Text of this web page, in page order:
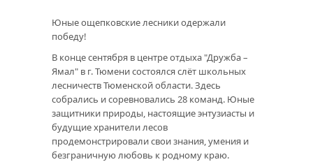
Юные ощепковские лесники одержали
победу!
В конце сентября в центре отдыха "Дружба –
Ямал" в г. Тюмени состоялся слёт школьных
лесничеств Тюменской области. Здесь
собрались и соревновались 28 команд. Юные
защитники природы, настоящие энтузиасты и
будущие хранители лесов
продемонстрировали свои знания, умения и
безграничную любовь к родному краю.